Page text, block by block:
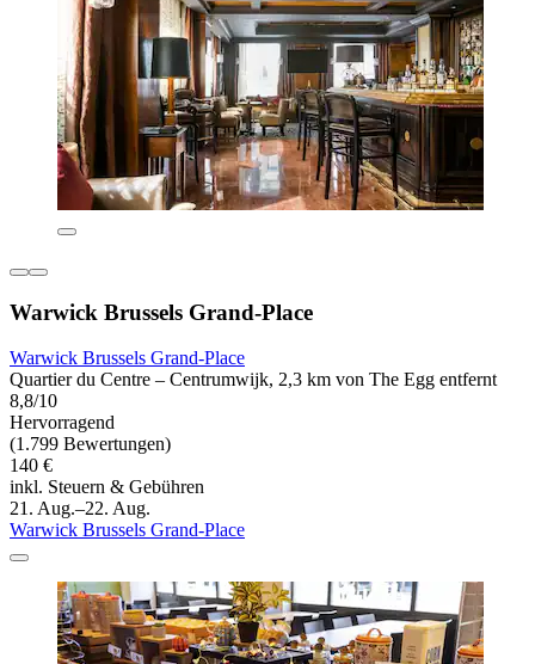
Warwick Brussels Grand-Place
Warwick Brussels Grand-Place
Quartier du Centre – Centrumwijk, 2,3 km von The Egg entfernt
8,8/10
Hervorragend
(1.799 Bewertungen)
140 €
inkl. Steuern & Gebühren
21. Aug.–22. Aug.
Warwick Brussels Grand-Place